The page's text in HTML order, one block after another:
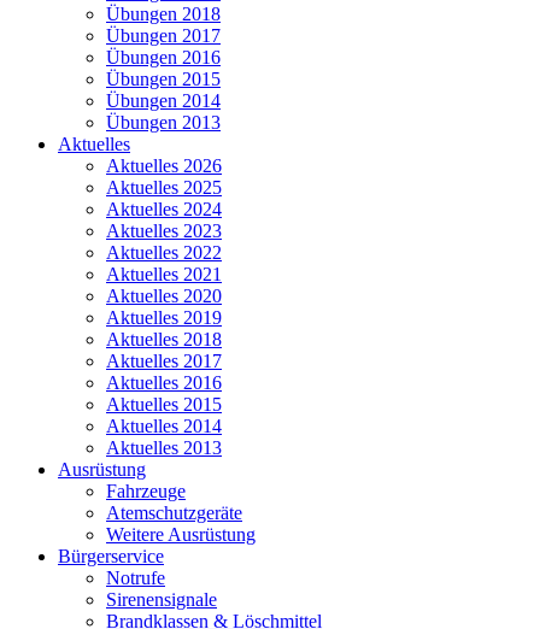
Übungen 2018
Übungen 2017
Übungen 2016
Übungen 2015
Übungen 2014
Übungen 2013
Aktuelles
Aktuelles 2026
Aktuelles 2025
Aktuelles 2024
Aktuelles 2023
Aktuelles 2022
Aktuelles 2021
Aktuelles 2020
Aktuelles 2019
Aktuelles 2018
Aktuelles 2017
Aktuelles 2016
Aktuelles 2015
Aktuelles 2014
Aktuelles 2013
Ausrüstung
Fahrzeuge
Atemschutzgeräte
Weitere Ausrüstung
Bürgerservice
Notrufe
Sirenensignale
Brandklassen & Löschmittel